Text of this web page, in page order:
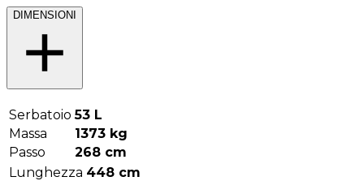
DIMENSIONI
Serbatoio 53 L
Massa
1373 kg
Passo
268 cm
Lunghezza 448 cm